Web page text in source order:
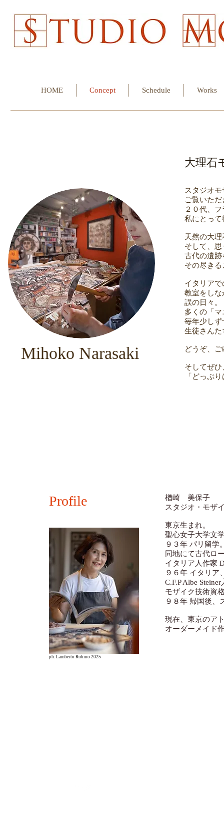
HOME Concept Schedule Works
大理石
Mihoko Narasaki
スタジオ
ご覧いた
２０代、
私にとっ
天然の大
そして、
古代の遺
その尽き
イタリア
教室をし
誤の日々。
多くの「
毎年少し
生徒さん
どうぞ、
そしてぜ
「どっぷ
楢崎 美保子
スタジオ・モザ
​東京生まれ。
聖心女子大学文
９３年 パリ留学
同地にて古代ロ
イタリア人作家
９６年 イタリア
C.F.P Albe
モザイク技術資
９８年 帰国後、
現在、東京のア
オーダーメイド
​Profile
ph. Lamberto Rubino 2025